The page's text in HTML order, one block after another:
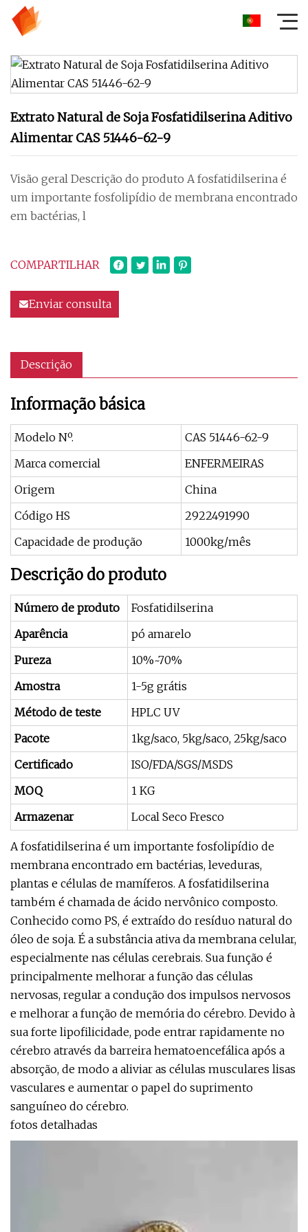
Extrato Natural de Soja Fosfatidilserina Aditivo
Alimentar CAS 51446-62-9
Visão geral Descrição do produto A fosfatidilserina é
um importante fosfolipídio de membrana encontrado
em bactérias, l
COMPARTILHAR
Enviar consulta
Descrição
Informação básica
Modelo Nº.
CAS 51446-62-9
Marca comercial
ENFERMEIRAS
Origem
China
Código HS
2922491990
Capacidade de produção
1000kg/mês
Descrição do produto
Número de produto
Fosfatidilserina
Aparência
pó amarelo
Pureza
10%~70%
Amostra
1-5g grátis
Método de teste
HPLC UV
Pacote
1kg/saco, 5kg/saco, 25kg/saco
Certificado
ISO/FDA/SGS/MSDS
MOQ
1 KG
Armazenar
Local Seco Fresco
A fosfatidilserina é um importante fosfolipídio de
membrana encontrado em bactérias, leveduras,
plantas e células de mamíferos. A fosfatidilserina
também é chamada de ácido nervônico composto.
Conhecido como PS, é extraído do resíduo natural do
óleo de soja. É a substância ativa da membrana celular,
especialmente nas células cerebrais. Sua função é
principalmente melhorar a função das células
nervosas, regular a condução dos impulsos nervosos
e melhorar a função de memória do cérebro. Devido à
sua forte lipofilicidade, pode entrar rapidamente no
cérebro através da barreira hematoencefálica após a
absorção, de modo a aliviar as células musculares lisas
vasculares e aumentar o papel do suprimento
sanguíneo do cérebro.
fotos detalhadas